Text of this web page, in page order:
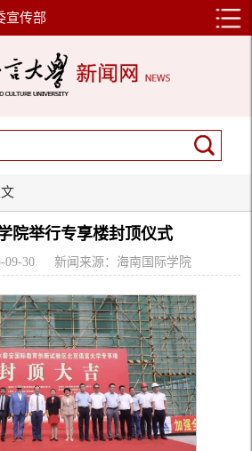
宣传部
院举行专享楼封顶仪式
09-30 新闻来源：海南国际学院